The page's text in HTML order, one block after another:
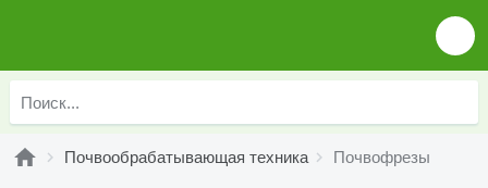
Почвообрабатывающая техника Почвофрезы